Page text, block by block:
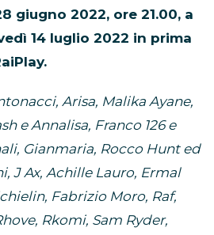
giugno 2022, ore 21.00, a
14 luglio 2022 in prima
Arisa, Malika Ayane,
e Annalisa, Franco 126 e
Gianmaria, Rocco Hunt ed
J Ax, Achille Lauro, Ermal
Fabrizio Moro, Raf,
Rkomi, Sam Ryder,